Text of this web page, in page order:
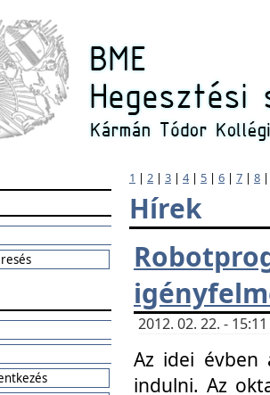
1 | 2 | 3 | 4| 5 | 6 | 7 | 8
Hírek
2012. 02. 22. -
Az idei évben
indulni. Az